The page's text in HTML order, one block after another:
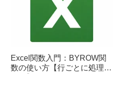
Excel関数入門：BYROW関
数の使い方【行ごとに処理を